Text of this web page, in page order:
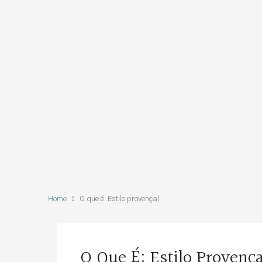
Home O que é: Estilo provençal